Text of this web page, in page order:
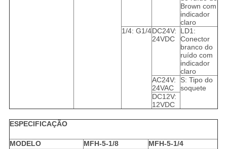
Brown com
indicador
claro
1/4: G1/4DC24V:
24VDC
LD1:
Conector
branco do
ruído com
indicador
claro
AC24V:
24VAC
S: Tipo do
soquete
DC12V:
12VDC
ESPECIFICAÇÃO
MODELO MFH-5-1/8
MFH-5-1/4